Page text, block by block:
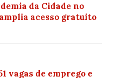
da Cidade no
acesso gratuito
vagas de emprego e